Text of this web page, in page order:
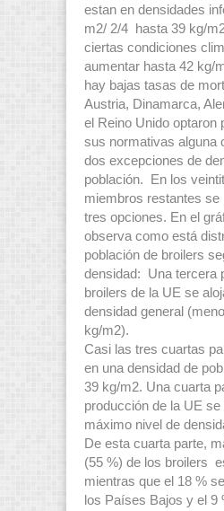
estan en densidades
m2/ 2/4 hasta 39 kg/
ciertas condiciones
aumentar hasta 42 kg/
hay bajas tasas de
Austria, Dinamarca,
el Reino Unido optaron
sus normativas alguna
dos excepciones de
población. En los
miembros restantes se
tres opciones. En el
observa como está
población de broilers
densidad: Una tercera
broilers de la UE se
densidad general
kg/m2).
Casi las tres cuartas
en una densidad de
39 kg/m2. Una cuarta
producción de la UE se
máximo nivel de
De esta cuarta parte,
(55 %) de los broilers
mientras que el 18 %
los Países Bajos y el 9